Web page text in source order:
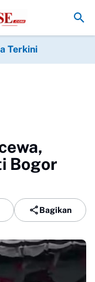
Walangsari 002
Terkini
Bogor
Bagikan